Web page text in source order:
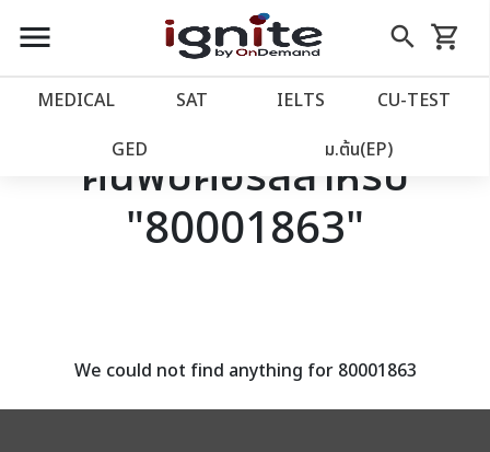
close
account_balance หน้าแรก
เว็บไซต์อิกไนท์
โปรโมชั่น
assignment ลงทะเบียน
menu search
Skip
to
shopping_cart
รถเข็น
MEDICAL SAT IELTS CU‑TEST
GED ม.ต้น(EP)
ค้นพบคอร์สสำหรับ
"80001863"
We could not find anything for 80001863